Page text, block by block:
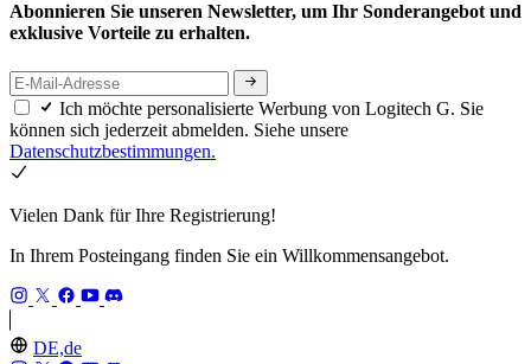
Abonnieren Sie unseren Newsletter, um Ihr Sonderangebot und
exklusive Vorteile zu erhalten.
Ich möchte personalisierte Werbung von Logitech G. Sie
können sich jederzeit abmelden. Siehe unsere
Datenschutzbestimmungen.
Vielen Dank für Ihre Registrierung!
In Ihrem Posteingang finden Sie ein Willkommensangebot.
DE,de